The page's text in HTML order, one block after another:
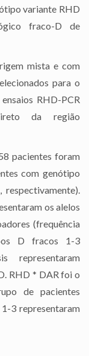
variante RHD
fraco-D de
mista e com
para o
RHD-PCR
da região
pacientes foram
com genótipo
os alelos
(frequência
D fracos 1-3
representaram
RHD * DAR foi o
de pacientes
3 representaram